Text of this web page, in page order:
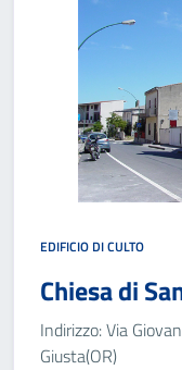
EDIFICIO DI CULTO
Chiesa di
Indirizzo: Via
Giusta(OR)